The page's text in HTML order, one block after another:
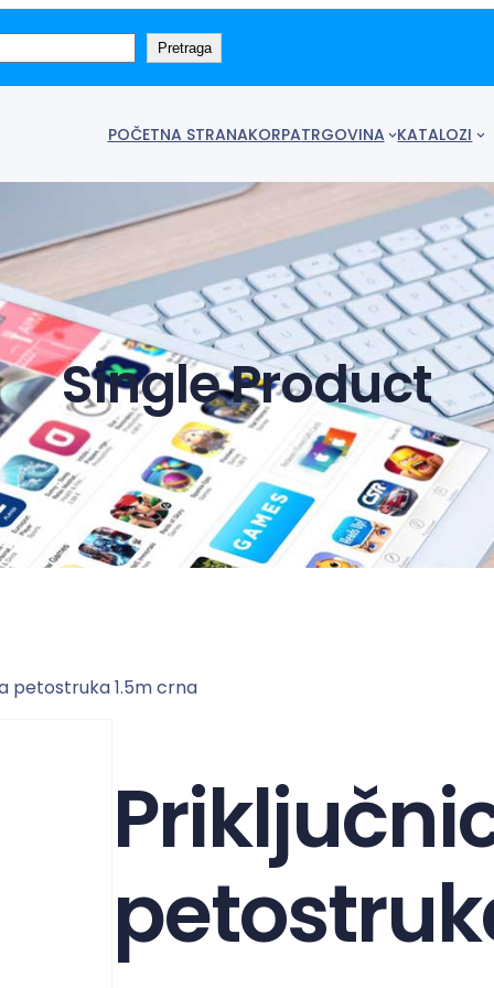
Pretraga
POČETNA STRANAKORPATRGOVINA KATALOZI
Single Product
petostruka 1.5m crna